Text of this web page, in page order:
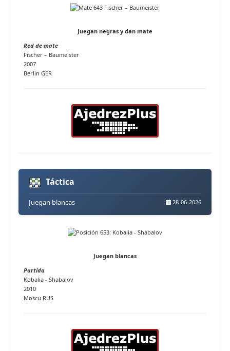
Juegan negras y dan mate
Red de mate
Fischer – Baumeister
2007
Berlin GER
Táctica
Juegan blancas 28-06-2026
Juegan blancas
Partida
Kobalia - Shabalov
2010
Moscu RUS